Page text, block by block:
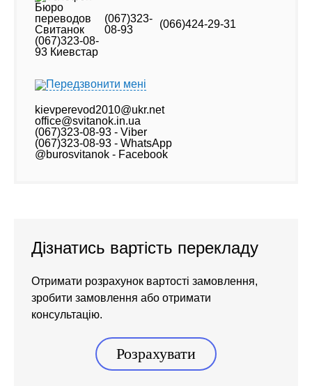
(067)323-
08-93
(066)424-29-31
Передзвонити мені
kievperevod2010@ukr.net
office@svitanok.in.ua
(067)323-08-93 - Viber
(067)323-08-93 - WhatsApp
@burosvitanok - Facebook
Дізнатись вартість перекладу
Отримати розрахунок вартості замовлення,
зробити замовлення або отримати
консультацію.
Розрахувати